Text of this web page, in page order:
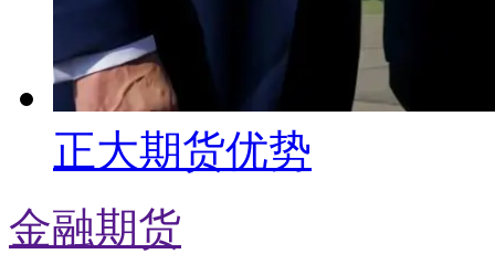
正大期货优势
金融期货